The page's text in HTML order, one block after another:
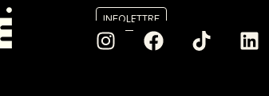
INFOLETTRE